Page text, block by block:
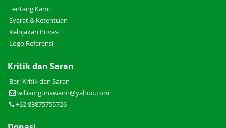
Tentang Kami
Syarat & Ketentuan
Kebijakan Privasi
Logo Referensi
Kritik dan Saran
Beri Kritik dan Saran
williamgunawann@yahoo.com
+62 83875755726